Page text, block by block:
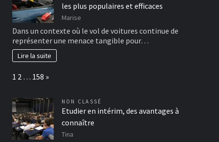
les plus populaires et efficaces
Marise
Dans un contexte où le vol de voitures continue de
représenter une menace tangible pour…
Lire la suite
Page:
1 2 … 158 Next
»
NON CLASSÉ
Etudier en intérim, des avantages à
connaître
Tina